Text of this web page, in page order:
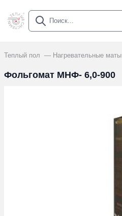
Теплый пол Нагревательные маты
Фольгомат МНФ- 6,0-900